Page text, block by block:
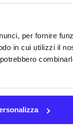
per fornire
in cui utilizzi il